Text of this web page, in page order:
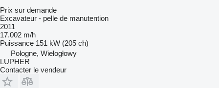
Prix sur demande
Excavateur - pelle de manutention
2011
17.002 m/h
Puissance 151 kW (205 ch)
Pologne, Wielogłowy
LUPHER
Contacter le vendeur